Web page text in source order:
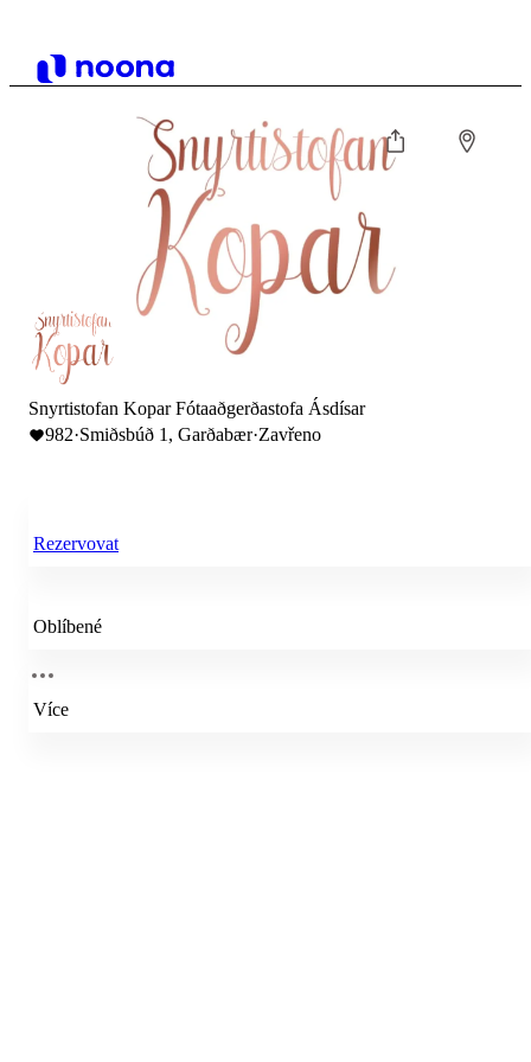
Snyrtistofan Kopar Fótaaðgerðastofa Ásdísar
982·Smiðsbúð 1, Garðabær·Zavřeno
Rezervovat
Oblíbené
Více